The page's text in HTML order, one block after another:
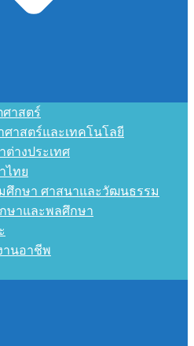
าสตร์
ศาสตร์และเทคโนโลยี
ต่างประเทศ
ไทย
ศึกษา ศาสนาและวัฒนธรรม
ษาและพลศึกษา
านอาชีพ